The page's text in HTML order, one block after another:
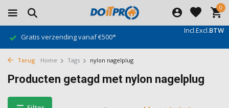
0
Incl.Excl.BTW
Gratis verzending vanaf €500*
Terug Home Tags nylon nagelplug
Producten getagd met nylon nagelplug